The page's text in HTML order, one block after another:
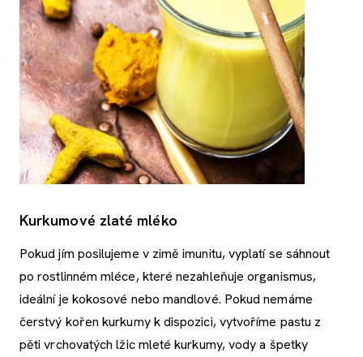
Kurkumové zlaté mléko
Pokud jím posilujeme v zimě imunitu, vyplatí se sáhnout
po rostlinném mléce, které nezahleňuje organismus,
ideální je kokosové nebo mandlové. Pokud nemáme
čerstvý kořen kurkumy k dispozici, vytvoříme pastu z
pěti vrchovatých lžic mleté kurkumy, vody a špetky